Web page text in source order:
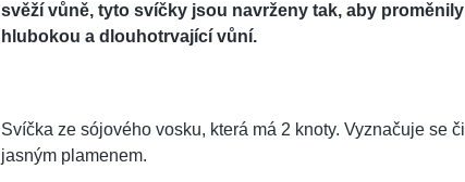
svěží vůně, tyto svíčky jsou navrženy tak, aby
hlubokou a dlouhotrvající vůní.
Svíčka ze sójového vosku, která má 2 knoty. Vyznačuje se
jasným plamenem.